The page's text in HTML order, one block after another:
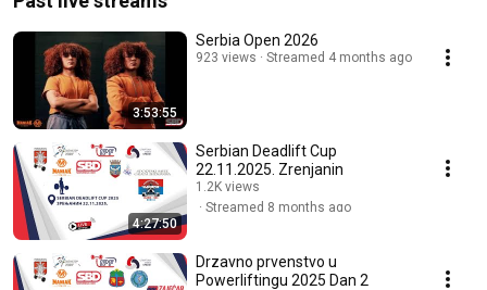
3:53:55
Serbia Open 2026
923 views Streamed 4 months ago
4:27:50
Serbian Deadlift Cup
22.11.2025. Zrenjanin
1.2K views
Streamed 8 months ago
Drzavno prvenstvo u
Powerliftingu 2025 Dan 2